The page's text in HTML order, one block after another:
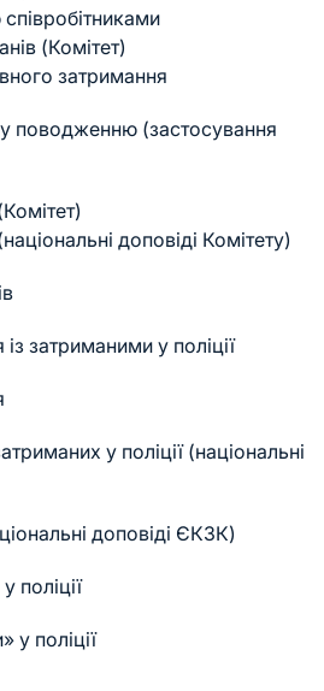
(Комітет)
затримання
поводженню (застосування
доповіді Комітету)
затриманими у поліції
у поліції (національні
доповіді ЄКЗК)
поліції
у поліції